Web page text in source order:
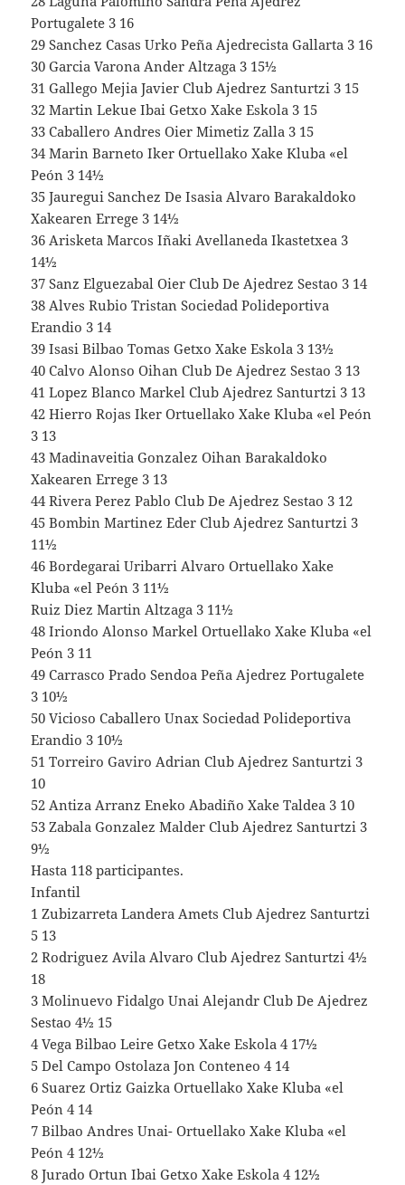
Portugalete 3 16
29 Sanchez Casas Urko Peña Ajedrecista Gallarta 3 16
30 Garcia Varona Ander Altzaga 3 15½
31 Gallego Mejia Javier Club Ajedrez Santurtzi 3 15
32 Martin Lekue Ibai Getxo Xake Eskola 3 15
33 Caballero Andres Oier Mimetiz Zalla 3 15
34 Marin Barneto Iker Ortuellako Xake Kluba «el
Peón 3 14½
35 Jauregui Sanchez De Isasia Alvaro Barakaldoko
Xakearen Errege 3 14½
36 Arisketa Marcos Iñaki Avellaneda Ikastetxea 3
14½
37 Sanz Elguezabal Oier Club De Ajedrez Sestao 3 14
38 Alves Rubio Tristan Sociedad Polideportiva
Erandio 3 14
39 Isasi Bilbao Tomas Getxo Xake Eskola 3 13½
40 Calvo Alonso Oihan Club De Ajedrez Sestao 3 13
41 Lopez Blanco Markel Club Ajedrez Santurtzi 3 13
42 Hierro Rojas Iker Ortuellako Xake Kluba «el Peón
3 13
43 Madinaveitia Gonzalez Oihan Barakaldoko
Xakearen Errege 3 13
44 Rivera Perez Pablo Club De Ajedrez Sestao 3 12
45 Bombin Martinez Eder Club Ajedrez Santurtzi 3
11½
46 Bordegarai Uribarri Alvaro Ortuellako Xake
Kluba «el Peón 3 11½
Ruiz Diez Martin Altzaga 3 11½
48 Iriondo Alonso Markel Ortuellako Xake Kluba «el
Peón 3 11
49 Carrasco Prado Sendoa Peña Ajedrez Portugalete
3 10½
50 Vicioso Caballero Unax Sociedad Polideportiva
Erandio 3 10½
51 Torreiro Gaviro Adrian Club Ajedrez Santurtzi 3
10
52 Antiza Arranz Eneko Abadiño Xake Taldea 3 10
53 Zabala Gonzalez Malder Club Ajedrez Santurtzi 3
9½
Hasta 118 participantes.
Infantil
1 Zubizarreta Landera Amets Club Ajedrez Santurtzi
5 13
2 Rodriguez Avila Alvaro Club Ajedrez Santurtzi 4½
18
3 Molinuevo Fidalgo Unai Alejandr Club De Ajedrez
Sestao 4½ 15
4 Vega Bilbao Leire Getxo Xake Eskola 4 17½
5 Del Campo Ostolaza Jon Conteneo 4 14
6 Suarez Ortiz Gaizka Ortuellako Xake Kluba «el
Peón 4 14
7 Bilbao Andres Unai- Ortuellako Xake Kluba «el
Peón 4 12½
8 Jurado Ortun Ibai Getxo Xake Eskola 4 12½